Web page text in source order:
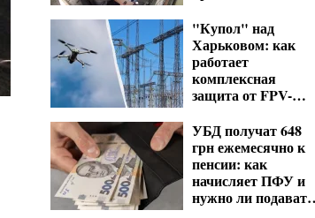
"Купол" над
Харьковом: как
работает
комплексная
защита от FPV-
УБД получат 648
грн ежемесячно к
пенсии: как
начисляет ПФУ и
нужно ли подавать